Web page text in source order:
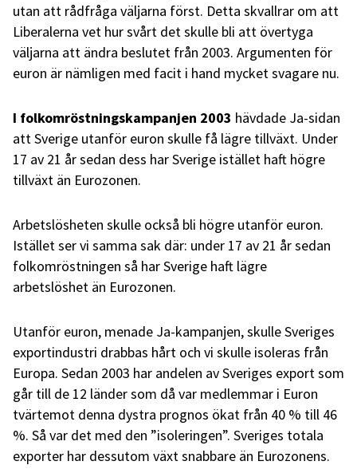
utan att rådfråga väljarna först. Detta skvallrar om att
Liberalerna vet hur svårt det skulle bli att övertyga
väljarna att ändra beslutet från 2003. Argumenten för
euron är nämligen med facit i hand mycket svagare nu.
I folkomröstningskampanjen 2003 hävdade Ja-sidan
att Sverige utanför euron skulle få lägre tillväxt. Under
17 av 21 år sedan dess har Sverige istället haft högre
tillväxt än Eurozonen.
Arbetslösheten skulle också bli högre utanför euron.
Istället ser vi samma sak där: under 17 av 21 år sedan
folkomröstningen så har Sverige haft lägre
arbetslöshet än Eurozonen.
Utanför euron, menade Ja-kampanjen, skulle Sveriges
exportindustri drabbas hårt och vi skulle isoleras från
Europa. Sedan 2003 har andelen av Sveriges export som
går till de 12 länder som då var medlemmar i Euron
tvärtemot denna dystra prognos ökat från 40 % till 46
%. Så var det med den ”isoleringen”. Sveriges totala
exporter har dessutom växt snabbare än Eurozonens.